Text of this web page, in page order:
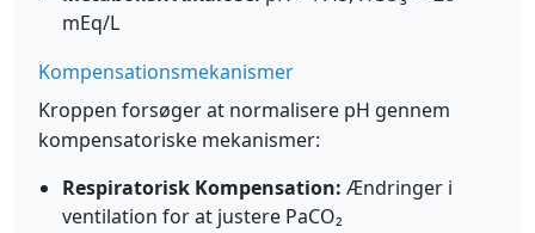
mEq/L
Kompensationsmekanismer
Kroppen forsøger at normalisere pH gennem
kompensatoriske mekanismer:
Respiratorisk Kompensation: Ændringer i
ventilation for at justere PaCO₂